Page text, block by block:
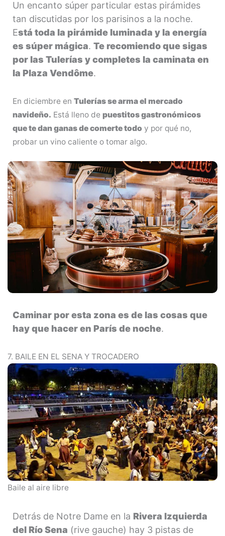
Un encanto súper particular estas pirámides
tan discutidas por los parisinos a la noche.
Está toda la pirámide luminada y la energía
es súper mágica. Te recomiendo que sigas
por las Tulerías y completes la caminata en
la Plaza Vendôme.
En diciembre en Tulerías se arma el mercado
navideño. Está lleno de puestitos gastronómicos
que te dan ganas de comerte todo y por qué no,
probar un vino caliente o tomar algo.
Caminar por esta zona es de las cosas que
hay que hacer en París de noche.
7. BAILE EN EL SENA Y TROCADERO
Baile al aire libre
Detrás de Notre Dame en la Rivera Izquierda
del Río Sena (rive gauche) hay 3 pistas de